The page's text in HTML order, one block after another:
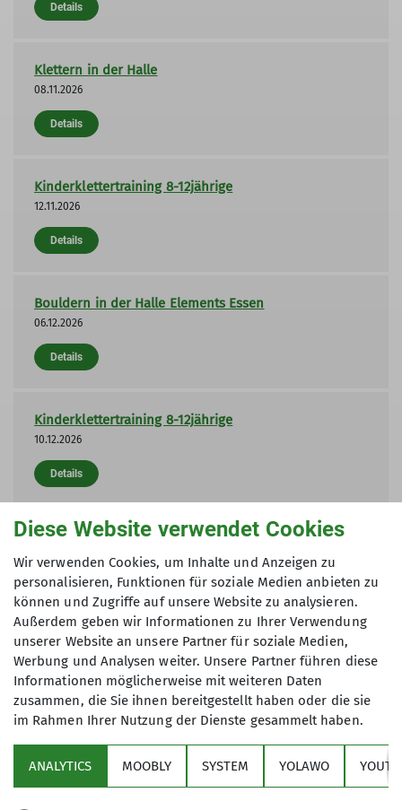
Details
Klettern in der Halle
08.11.2026
Details
Kinderklettertraining 8-12jährige
12.11.2026
Details
Bouldern in der Halle Elements Essen
06.12.2026
Details
Kinderklettertraining 8-12jährige
10.12.2026
Details
Weihnachtsfeier mit Übernachtung
Details
Sektion
Diese Website verwendet Cookies
Wir verwenden Cookies, um Inhalte und Anzeigen zu
personalisieren, Funktionen für soziale Medien anbieten zu
können und Zugriffe auf unsere Website zu analysieren.
Außerdem geben wir Informationen zu Ihrer Verwendung
unserer Website an unsere Partner für soziale Medien,
Werbung und Analysen weiter. Unsere Partner führen diese
Informationen möglicherweise mit weiteren Daten
zusammen, die Sie ihnen bereitgestellt haben oder die sie
im Rahmen Ihrer Nutzung der Dienste gesammelt haben.
ANALYTICS MOOBLY SYSTEM YOLAWO